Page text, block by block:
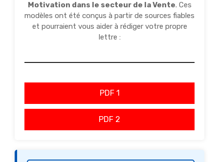
Motivation dans le secteur de la Vente. Ces
modèles ont été conçus à partir de sources fiables
et pourraient vous aider à rédiger votre propre
lettre :
PDF 1
PDF 2